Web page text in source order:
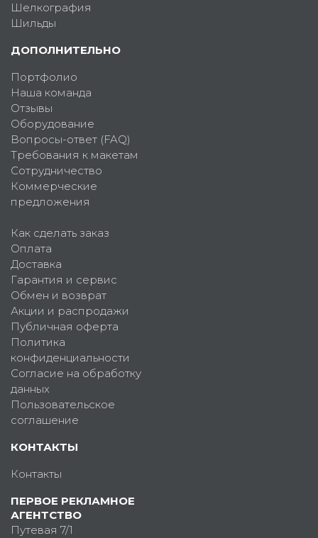
Шелкография
Шильды
ДОПОЛНИТЕЛЬНО
Портфолио
Наша команда
Отзывы
Оборудование
Вопросы-ответ (FAQ)
Требования к макетам
Сотрудничество
Коммерческие
предложения
Как сделать заказ
Оплата
Доставка
Гарантия и сервис
Обмен и возврат
Акции и распродажи
Публичная оферта
Политика
конфиденциальности
Согласие на обработку
данных
Пользовательское
соглашение
КОНТАКТЫ
Контакты
ПЕРВОЕ РЕКЛАМНОЕ
АГЕНТСТВО
Путевая 7/1